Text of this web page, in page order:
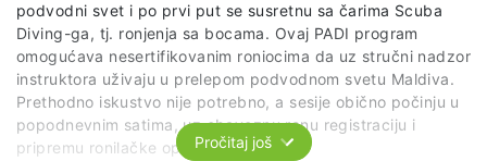
podvodni svet i po prvi put se susretnu sa čarima Scuba
Diving-ga, tj. ronjenja sa bocama. Ovaj PADI program
omogućava nesertifikovanim roniocima da uz stručni nadzor
instruktora uživaju u prelepom podvodnom svetu Maldiva.
Prethodno iskustvo nije potrebno, a sesije obično počinju u
popodnevnim satima, uz obaveznu ranu registraciju i
pripremu ronilačke opreme.Pročitaj još